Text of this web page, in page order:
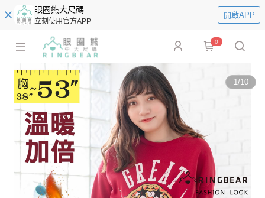
眼圈熊大尺碼
立刻使用官方APP
開啟APP
0
1/10